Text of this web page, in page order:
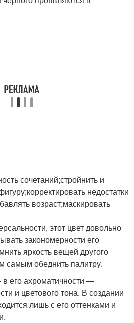
сочетаний;стройнить и
недостатки
возраст;маскировать
этот цвет довольно
закономерности его
яркость вещей другого
самым обеднить палитру.
в его ахроматичности —
и цветового тона. В создании
лишь с его оттенками и